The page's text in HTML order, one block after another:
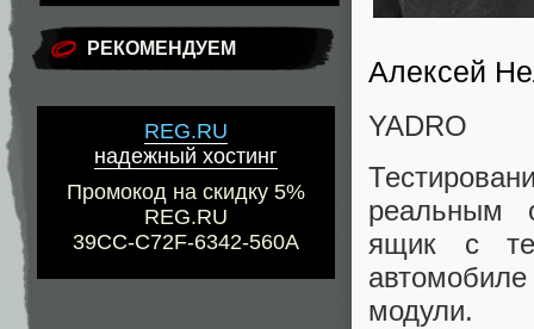
РЕКОМЕНДУЕМ
REG.RU
надежный хостинг
Промокод на скидку 5%
REG.RU
39CC-C72F-6342-560A
Алексей
YADRO
реальным
ящик с
модули.